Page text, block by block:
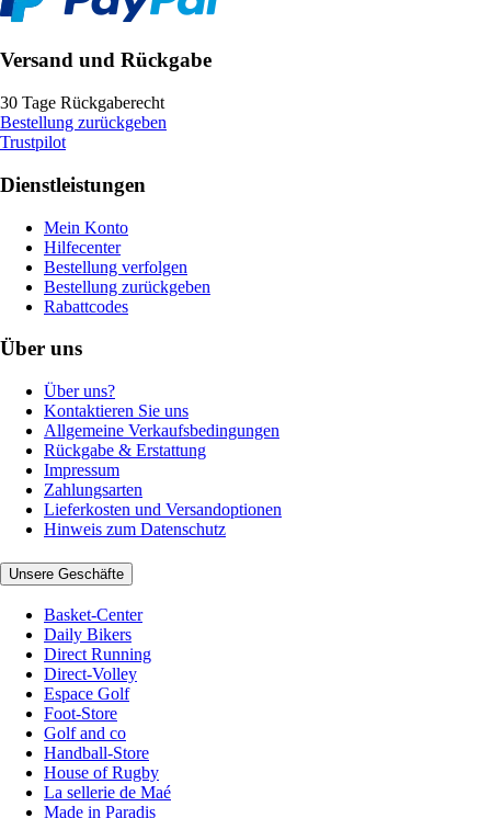
Versand und Rückgabe
30 Tage Rückgaberecht
Bestellung zurückgeben
Trustpilot
Dienstleistungen
Mein Konto
Hilfecenter
Bestellung verfolgen
Bestellung zurückgeben
Rabattcodes
Über uns
Über uns?
Kontaktieren Sie uns
Allgemeine Verkaufsbedingungen
Rückgabe & Erstattung
Impressum
Zahlungsarten
Lieferkosten und Versandoptionen
Hinweis zum Datenschutz
Unsere Geschäfte
Basket-Center
Daily Bikers
Direct Running
Direct-Volley
Espace Golf
Foot-Store
Golf and co
Handball-Store
House of Rugby
La sellerie de Maé
Made in Paradis